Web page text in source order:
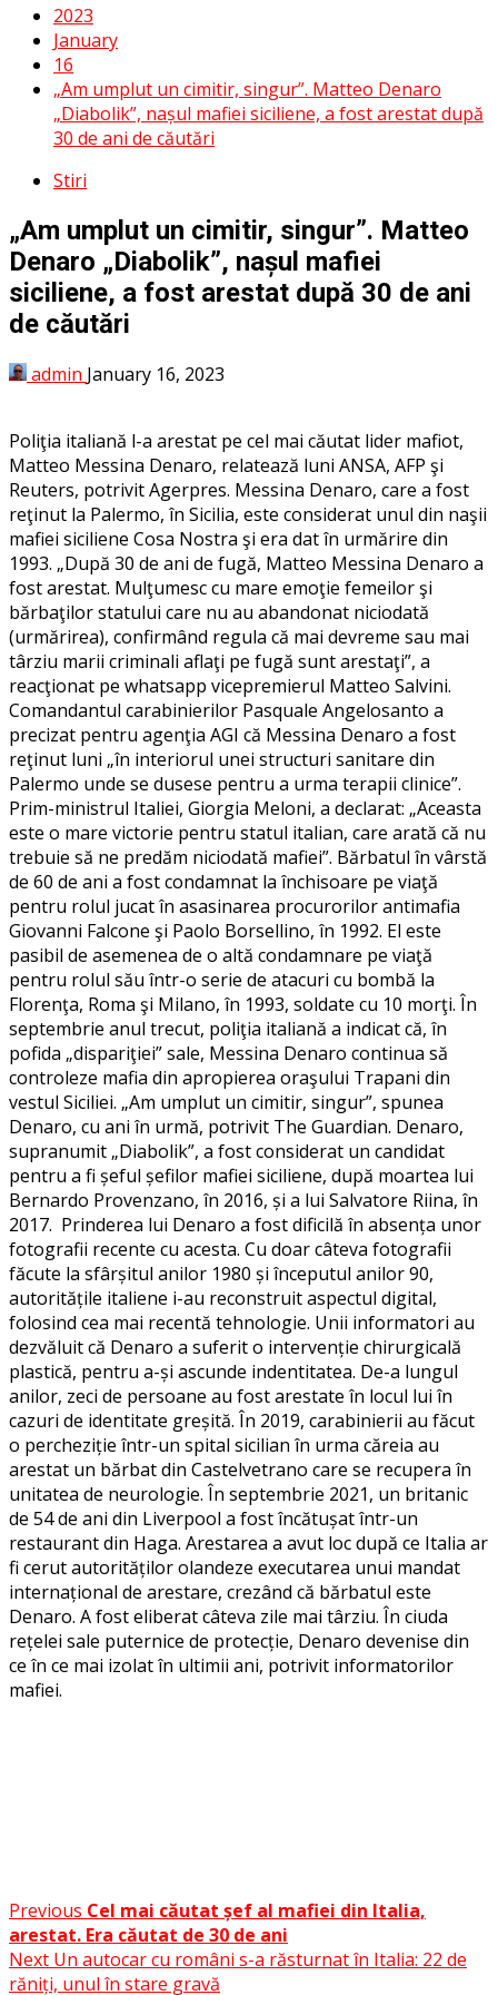
2023
January
16
„Am umplut un cimitir, singur”. Matteo Denaro
„Diabolik”, nașul mafiei siciliene, a fost arestat după
30 de ani de căutări
Stiri
„Am umplut un cimitir, singur”. Matteo
Denaro „Diabolik”, nașul mafiei
siciliene, a fost arestat după 30 de ani
de căutări
admin January 16, 2023
Poliţia italiană l-a arestat pe cel mai căutat lider mafiot,
Matteo Messina Denaro, relatează luni ANSA, AFP şi
Reuters, potrivit Agerpres. Messina Denaro, care a fost
reţinut la Palermo, în Sicilia, este considerat unul din naşii
mafiei siciliene Cosa Nostra şi era dat în urmărire din
1993. „După 30 de ani de fugă, Matteo Messina Denaro a
fost arestat. Mulţumesc cu mare emoţie femeilor şi
bărbaţilor statului care nu au abandonat niciodată
(urmărirea), confirmând regula că mai devreme sau mai
târziu marii criminali aflaţi pe fugă sunt arestaţi”, a
reacţionat pe whatsapp vicepremierul Matteo Salvini.
Comandantul carabinierilor Pasquale Angelosanto a
precizat pentru agenţia AGI că Messina Denaro a fost
reţinut luni „în interiorul unei structuri sanitare din
Palermo unde se dusese pentru a urma terapii clinice”.
Prim-ministrul Italiei, Giorgia Meloni, a declarat: „Aceasta
este o mare victorie pentru statul italian, care arată că nu
trebuie să ne predăm niciodată mafiei”. Bărbatul în vârstă
de 60 de ani a fost condamnat la închisoare pe viaţă
pentru rolul jucat în asasinarea procurorilor antimafia
Giovanni Falcone şi Paolo Borsellino, în 1992. El este
pasibil de asemenea de o altă condamnare pe viaţă
pentru rolul său într-o serie de atacuri cu bombă la
Florenţa, Roma şi Milano, în 1993, soldate cu 10 morţi. În
septembrie anul trecut, poliţia italiană a indicat că, în
pofida „dispariţiei” sale, Messina Denaro continua să
controleze mafia din apropierea oraşului Trapani din
vestul Siciliei. „Am umplut un cimitir, singur”, spunea
Denaro, cu ani în urmă, potrivit The Guardian. Denaro,
supranumit „Diabolik”, a fost considerat un candidat
pentru a fi șeful șefilor mafiei siciliene, după moartea lui
Bernardo Provenzano, în 2016, și a lui Salvatore Riina, în
2017. Prinderea lui Denaro a fost dificilă în absența unor
fotografii recente cu acesta. Cu doar câteva fotografii
făcute la sfârșitul anilor 1980 și începutul anilor 90,
autoritățile italiene i-au reconstruit aspectul digital,
folosind cea mai recentă tehnologie. Unii informatori au
dezvăluit că Denaro a suferit o intervenție chirurgicală
plastică, pentru a-și ascunde indentitatea. De-a lungul
anilor, zeci de persoane au fost arestate în locul lui în
cazuri de identitate greșită. În 2019, carabinierii au făcut
o percheziție într-un spital sicilian în urma căreia au
arestat un bărbat din Castelvetrano care se recupera în
unitatea de neurologie. În septembrie 2021, un britanic
de 54 de ani din Liverpool a fost încătușat într-un
restaurant din Haga. Arestarea a avut loc după ce Italia ar
fi cerut autorităților olandeze executarea unui mandat
internațional de arestare, crezând că bărbatul este
Denaro. A fost eliberat câteva zile mai târziu. În ciuda
rețelei sale puternice de protecție, Denaro devenise din
ce în ce mai izolat în ultimii ani, potrivit informatorilor
mafiei.
Share
Post
navigation
Previous Cel mai căutat șef al mafiei din Italia,
arestat. Era căutat de 30 de ani
Next Un autocar cu români s-a răsturnat în Italia: 22 de
răniți, unul în stare gravă